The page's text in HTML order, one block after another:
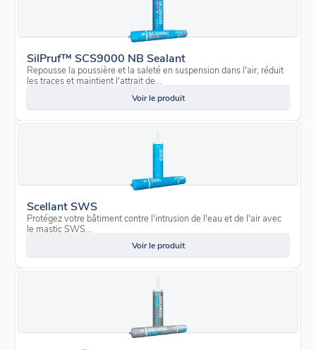
SilPruf™ SCS9000 NB Sealant
Repousse la poussière et la saleté en suspension dans l'air, réduit
les traces et maintient l'attrait de...
Voir le produit
Scellant SWS
Protégez votre bâtiment contre l'intrusion de l'eau et de l'air avec
le mastic SWS...
Voir le produit